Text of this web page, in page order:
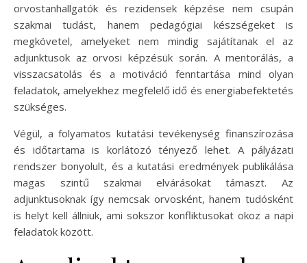
orvostanhallgatók és rezidensek képzése nem csupán
szakmai tudást, hanem pedagógiai készségeket is
megkövetel, amelyeket nem mindig sajátítanak el az
adjunktusok az orvosi képzésük során. A mentorálás, a
visszacsatolás és a motiváció fenntartása mind olyan
feladatok, amelyekhez megfelelő idő és energiabefektetés
szükséges.
Végül, a folyamatos kutatási tevékenység finanszírozása
és időtartama is korlátozó tényező lehet. A pályázati
rendszer bonyolult, és a kutatási eredmények publikálása
magas szintű szakmai elvárásokat támaszt. Az
adjunktusoknak így nemcsak orvosként, hanem tudósként
is helyt kell állniuk, ami sokszor konfliktusokat okoz a napi
feladatok között.